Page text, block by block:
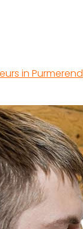
in Purmerend